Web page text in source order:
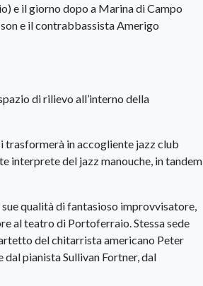
e il giorno dopo a Marina di Campo
e il contrabbassista Amerigo
di rilievo all’interno della
trasformerà in accogliente jazz club
interprete del jazz manouche, in tandem
qualità di fantasioso improvvisatore,
al teatro di Portoferraio. Stessa sede
del chitarrista americano Peter
pianista Sullivan Fortner, dal